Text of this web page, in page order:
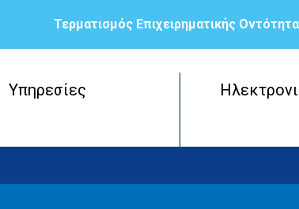
Τερματισμός Επιχειρηματικής
Μητρώο Πραγματικών Δικαιούχων
Υπηρεσίες